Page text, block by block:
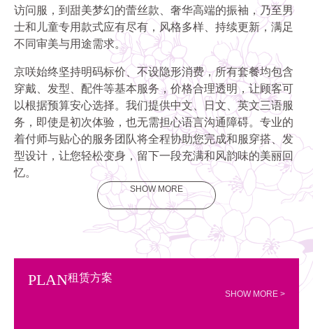
访问服，到甜美梦幻的蕾丝款、奢华高端的振袖，乃至男
士和儿童专用款式应有尽有，风格多样、持续更新，满足
不同审美与用途需求。
京咲始终坚持明码标价、不设隐形消费，所有套餐均包含
穿戴、发型、配件等基本服务，价格合理透明，让顾客可
以根据预算安心选择。我们提供中文、日文、英文三语服
务，即使是初次体验，也无需担心语言沟通障碍。专业的
着付师与贴心的服务团队将全程协助您完成和服穿搭、发
型设计，让您轻松变身，留下一段充满和风韵味的美丽回
忆。
SHOW MORE
PLAN租赁方案
SHOW MORE >